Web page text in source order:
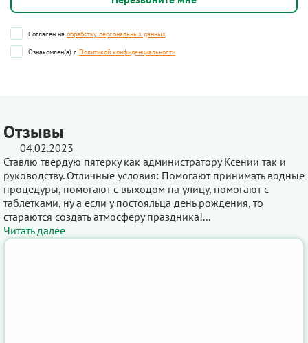
Согласен на обработку персональных данных
Ознакомлен(а) с Политикой конфиденциальности
Отзывы
04.02.2023
Ставлю твердую пятерку как администратору Ксении так и
руководству. Отличные условия: Помогают принимать водные
процедуры, помогают с выходом на улицу, помогают с
таблетками, ну а если у постояльца день рождения, то
стараются создать атмосферу праздника!...
Читать далее